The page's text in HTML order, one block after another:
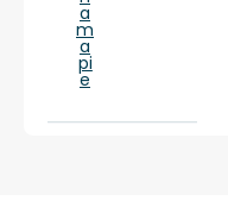
a
m
a
pi
e